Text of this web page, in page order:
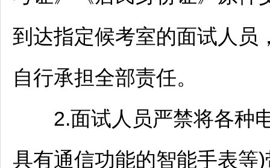
到达指定候考室的面试人员
自行承担全部责任。
2.面试人员严禁将各种电
具有通信功能的智能手表等